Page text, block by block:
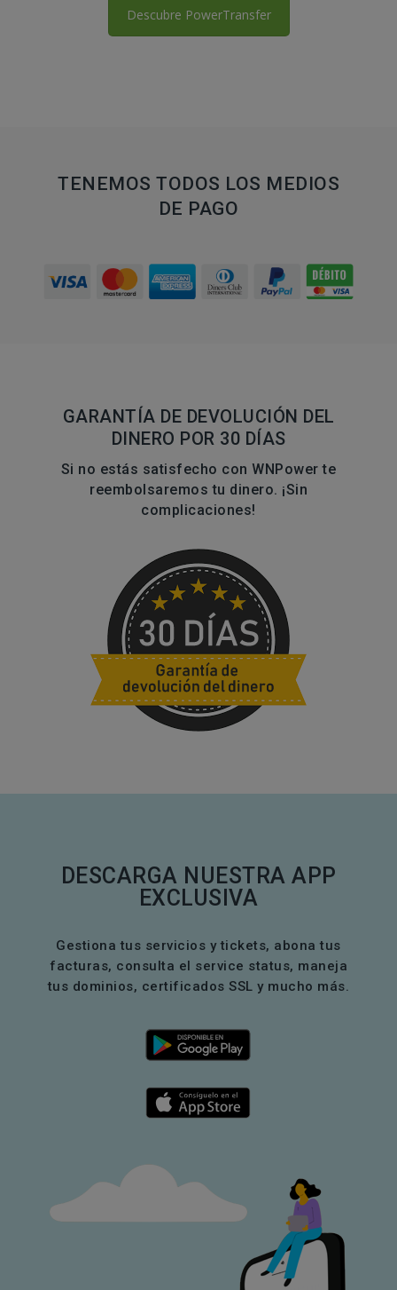
Descubre PowerTransfer
TENEMOS TODOS LOS MEDIOS
DE PAGO
GARANTÍA DE DEVOLUCIÓN DEL
DINERO POR 30 DÍAS
Si no estás satisfecho con WNPower te
reembolsaremos tu dinero. ¡Sin
complicaciones!
DESCARGA NUESTRA APP
EXCLUSIVA
Gestiona tus servicios y tickets, abona tus
facturas, consulta el service status, maneja
tus dominios, certificados SSL y mucho más.